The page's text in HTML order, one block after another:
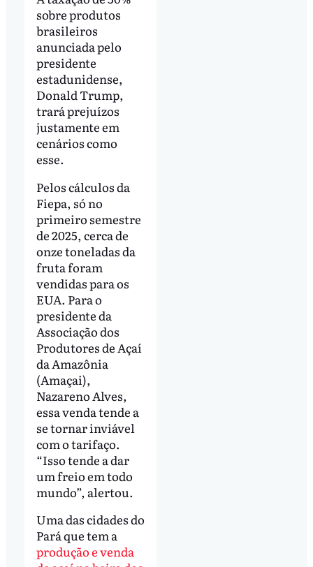
sobre produtos
brasileiros
anunciada pelo
presidente
estadunidense,
Donald Trump,
trará prejuízos
justamente em
cenários como
esse.
Pelos cálculos da
Fiepa, só no
primeiro semestre
de 2025, cerca de
onze toneladas da
fruta foram
vendidas para os
EUA. Para o
presidente da
Associação dos
Produtores de Açaí
da Amazônia
(Amaçai),
Nazareno Alves,
essa venda tende a
se tornar inviável
com o tarifaço.
“Isso tende a dar
um freio em todo
mundo”, alertou.
Uma das cidades do
Pará que tem a
produção e venda